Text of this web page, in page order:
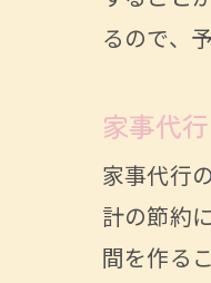
るので、
家事代
家事代行
計の節約
間を作る